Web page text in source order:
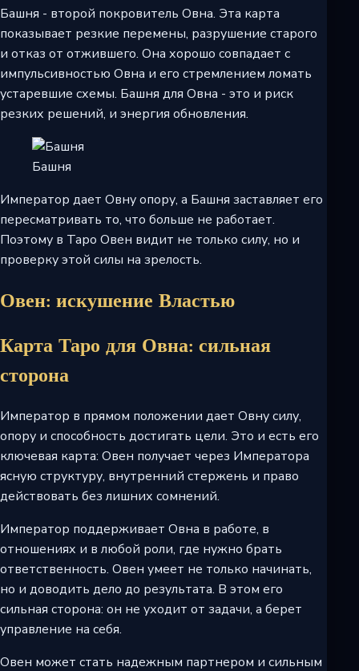
Башня - второй покровитель Овна. Эта карта
показывает резкие перемены, разрушение старого
и отказ от отжившего. Она хорошо совпадает с
импульсивностью Овна и его стремлением ломать
устаревшие схемы. Башня для Овна - это и риск
резких решений, и энергия обновления.
Башня
Император дает Овну опору, а Башня заставляет его
пересматривать то, что больше не работает.
Поэтому в Таро Овен видит не только силу, но и
проверку этой силы на зрелость.
Овен: искушение Властью
Карта Таро для Овна: сильная
сторона
Император в прямом положении дает Овну силу,
опору и способность достигать цели. Это и есть его
ключевая карта: Овен получает через Императора
ясную структуру, внутренний стержень и право
действовать без лишних сомнений.
Император поддерживает Овна в работе, в
отношениях и в любой роли, где нужно брать
ответственность. Овен умеет не только начинать,
но и доводить дело до результата. В этом его
сильная сторона: он не уходит от задачи, а берет
управление на себя.
Овен может стать надежным партнером и сильным